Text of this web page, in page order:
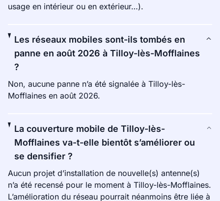
usage en intérieur ou en extérieur…).
Les réseaux mobiles sont-ils tombés en
panne en août 2026 à Tilloy-lès-Mofflaines
?
Non, aucune panne n’a été signalée à Tilloy-lès-
Mofflaines en août 2026.
La couverture mobile de Tilloy-lès-
Mofflaines va-t-elle bientôt s’améliorer ou
se densifier ?
Aucun projet d’installation de nouvelle(s) antenne(s)
n’a été recensé pour le moment à Tilloy-lès-Mofflaines.
L’amélioration du réseau pourrait néanmoins être liée à